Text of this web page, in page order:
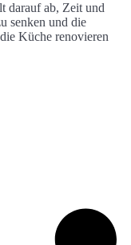
darauf ab, Zeit und
senken und die
Küche renovieren